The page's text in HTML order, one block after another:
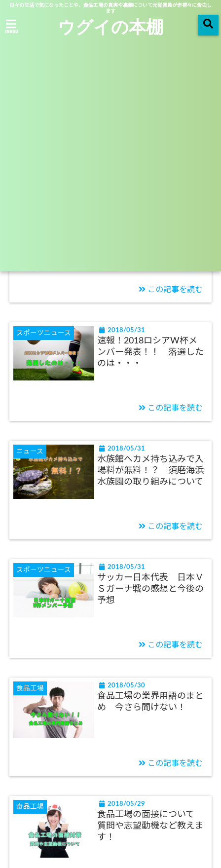
日々の生活で気になったことや、食品工場の真実や裏側について元従業員が赤裸々に告白し
ます
menu ウグイの本棚
この記事を読む
スポーツニュース 2018/05/31
速報！2018ロシアW杯メ
ンバー発表！！ 落選した
のは・・・
この記事を読む
ニュース 2018/05/31
水族館へカメ持ち込みで入
場料が無料！？ 須磨海浜
水族園の取り組みについて
この記事を読む
スポーツニュース 2018/05/31
サッカー日本代表 日本Ｖ
Ｓガーナ戦の感想と今後の
予想
この記事を読む
食品工場 2018/05/30
食品工場の業界用語のまと
め 今さら聞けない！
この記事を読む
食品工場 2018/05/29
食品工場の面接について
質問や志望動機など教えま
す！